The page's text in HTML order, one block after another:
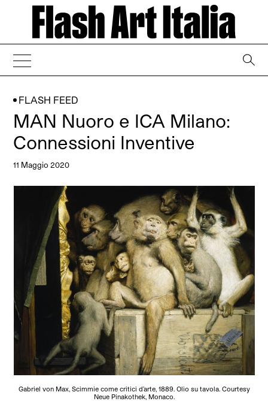
FLASH FEED
MAN Nuoro e ICA Milano:
Connessioni Inventive
11 Maggio 2020
Gabriel von Max, Scimmie come critici d’arte, 1889. Olio su tavola. Courtesy
Neue Pinakothek, Monaco.